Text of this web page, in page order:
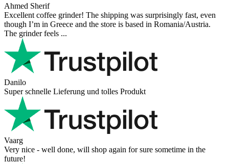
Ahmed Sherif
Excellent coffee grinder! The shipping was surprisingly fast, even
though I’m in Greece and the store is based in Romania/Austria.
The grinder feels ...
Danilo
Super schnelle Lieferung und tolles Produkt
Vaarg
Very nice - well done, will shop again for sure sometime in the
future!